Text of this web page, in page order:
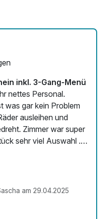
die
inkl. 3-Gang-Menü
nettes Personal.
was gar kein Problem
ausleihen und
super
sehr viel Auswahl .
am 29.04.2025